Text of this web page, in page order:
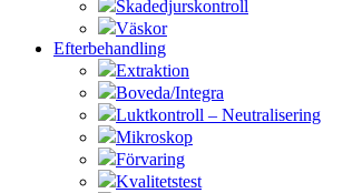
Skadedjurskontroll
Väskor
Efterbehandling
Extraktion
Boveda/Integra
Luktkontroll – Neutralisering
Mikroskop
Förvaring
Kvalitetstest